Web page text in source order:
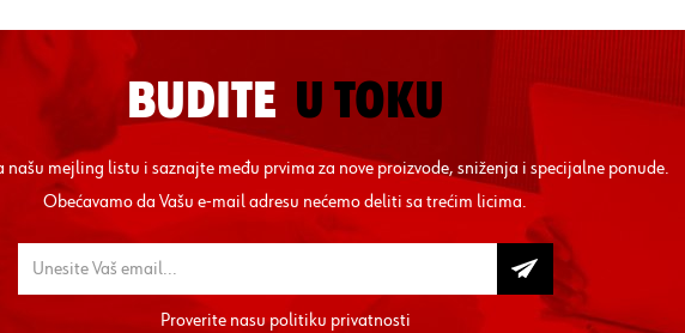
BUDITE U TOKU
našu mejling listu i saznajte među prvima za nove proizvode, sniženja i specijalne ponude.
Obećavamo da Vašu e-mail adresu nećemo deliti sa trećim licima.
Proverite nasupolitiku privatnosti